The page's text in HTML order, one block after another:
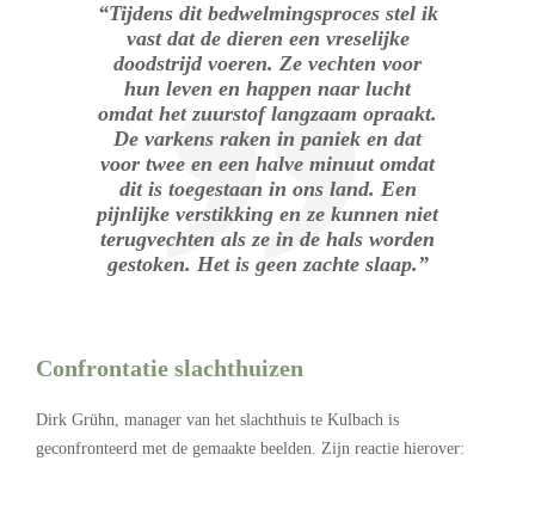
“Tijdens dit bedwelmingsproces stel ik
vast dat de dieren een vreselijke
doodstrijd voeren. Ze vechten voor
hun leven en happen naar lucht
omdat het zuurstof langzaam opraakt.
De varkens raken in paniek en dat
voor twee en een halve minuut omdat
dit is toegestaan in ons land. Een
pijnlijke verstikking en ze kunnen niet
terugvechten als ze in de hals worden
gestoken. Het is geen zachte slaap.”
Confrontatie slachthuizen
Dirk Grühn, manager van het slachthuis te Kulbach is
geconfronteerd met de gemaakte beelden. Zijn reactie hierover: